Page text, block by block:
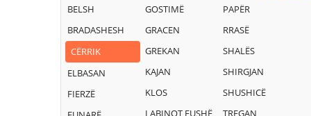
BELSH
BRADASHESH
CËRRIK
ELBASAN
FIERZË
GOSTIMË
GRACEN
GREKAN
KAJAN
KLOS
LABINOT FUSHË
PAPËR
RRASË
SHALËS
SHIRGJAN
SHUSHICË
TREGAN